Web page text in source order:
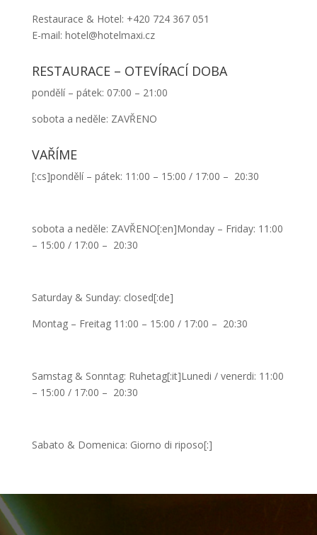
Restaurace & Hotel: +420 724 367 051
E-mail: hotel@hotelmaxi.cz
RESTAURACE – OTEVÍRACÍ DOBA
pondělí – pátek: 07:00 – 21:00
sobota a neděle: ZAVŘENO
VAŘÍME
[:cs]pondělí – pátek: 11:00 – 15:00 / 17:00 – 20:30
sobota a neděle: ZAVŘENO[:en]Monday – Friday: 11:00
– 15:00 / 17:00 – 20:30
Saturday & Sunday: closed[:de]
Montag – Freitag 11:00 – 15:00 / 17:00 – 20:30
Samstag & Sonntag: Ruhetag[:it]Lunedi / venerdi: 11:00
– 15:00 / 17:00 – 20:30
Sabato & Domenica: Giorno di riposo[:]